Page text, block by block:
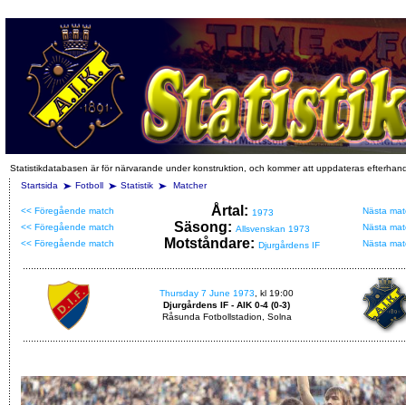
Statistikdatabasen är för närvarande under konstruktion, och kommer att uppdateras
Startsida
Fotboll Statistik Matcher
<< Föregående match Årtal: 1973
Nästa
<< Föregående match
Säsong: Allsvenskan 1973
Nästa
<< Föregående match
Motståndare: Djurgårdens IF Nästa
Thursday 7 June 1973 , kl 19:00
Djurgårdens IF - AIK 0-4 (0-3)
Råsunda Fotbollstadion, Solna